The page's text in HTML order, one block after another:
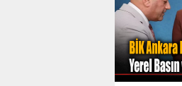
geri alındı.
açıklamada,